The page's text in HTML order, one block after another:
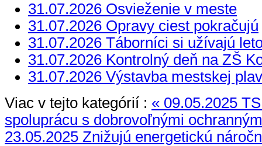
31.07.2026 Osvieženie v meste
31.07.2026 Opravy ciest pokračujú
31.07.2026 Táborníci si užívajú
31.07.2026 Kontrolný deň na ZŠ
31.07.2026 Výstavba mestskej
Viac v tejto kategórií : « 09.05.2025
spoluprácu s dobrovoľnými
23.05.2025 Znižujú energetickú